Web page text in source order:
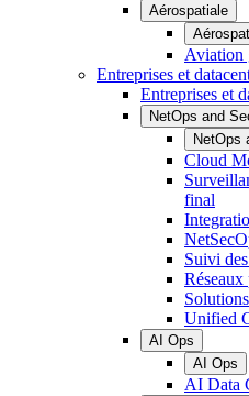
Aérospatiale
Aviation
Entreprises et
Entreprises et
NetOps and
NetOps
Cloud
final
Suivi
Unified
AI Ops
AI Ops
AI Data